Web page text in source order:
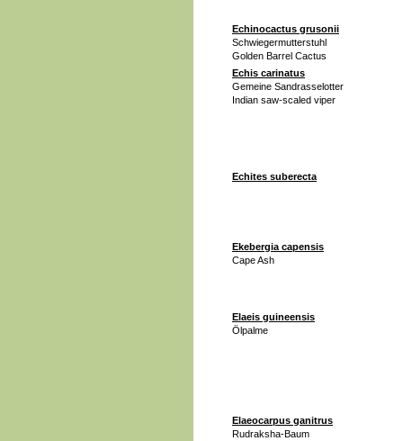
Echinocactus grusonii
Schwiegermutterstuhl
Golden Barrel Cactus
Echis carinatus
Gemeine Sandrasselotter
Indian saw-scaled viper
Echites suberecta
Ekebergia capensis
Cape Ash
Elaeis guineensis
Ölpalme
Elaeocarpus ganitrus
Rudraksha-Baum